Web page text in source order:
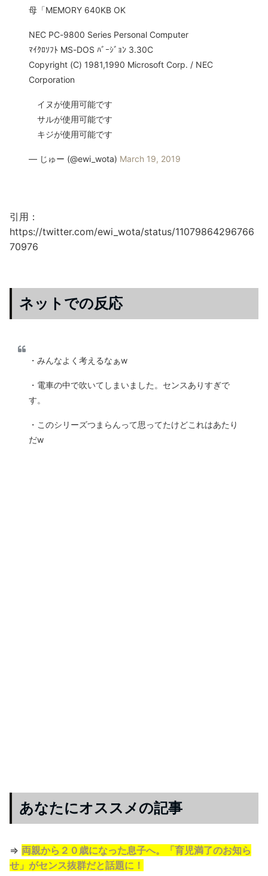
母「MEMORY 640KB OK
NEC PC-9800 Series Personal Computer
ﾏｲｸﾛｿﾌﾄ MS-DOS ﾊﾞｰｼﾞｮﾝ 3.30C
Copyright (C) 1981,1990 Microsoft Corp. / NEC
Corporation
イヌが使用可能です
サルが使用可能です
キジが使用可能です
— じゅー (@ewi_wota) March 19, 2019
引用：
https://twitter.com/ewi_wota/status/11079864296766
70976
ネットでの反応
・みんなよく考えるなぁw
・電車の中で吹いてしまいました。センスありすぎで
す。
・このシリーズつまらんって思ってたけどこれはあたり
だw
あなたにオススメの記事
⇒ 両親から２０歳になった息子へ。「育児満了のお知ら
せ」がセンス抜群だと話題に！